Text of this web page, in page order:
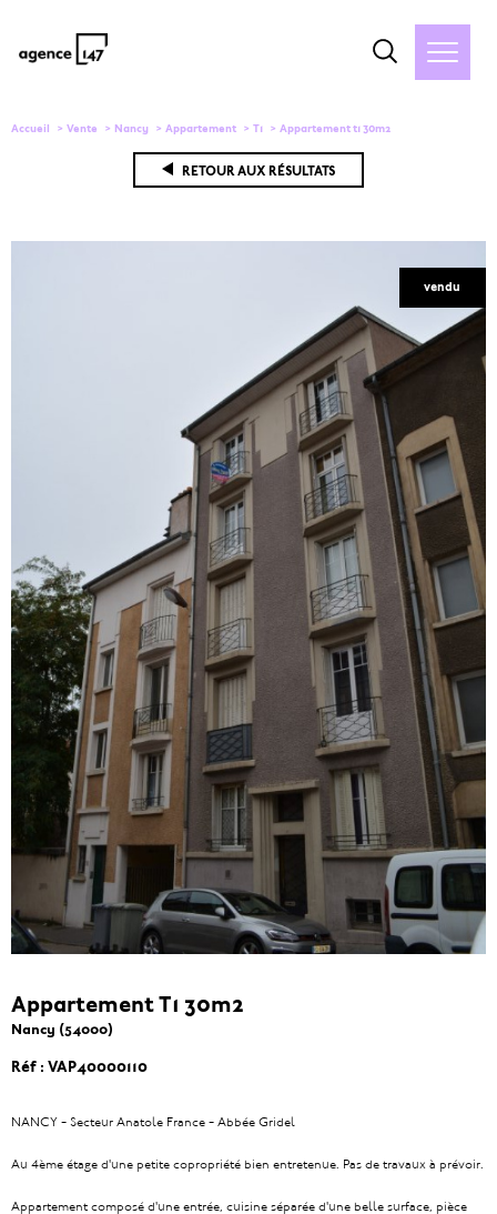
Accueil Vente Nancy Appartement T1 Appartement t1 30m2
RETOUR AUX RÉSULTATS
vendu
Appartement T1 30m2
Nancy (54000)
Réf : VAP40000110
NANCY - Secteur Anatole France - Abbée Gridel
Au 4ème étage d'une petite copropriété bien entretenue. Pas de travaux à prévoir.
Appartement composé d'une entrée, cuisine séparée d'une belle surface, pièce